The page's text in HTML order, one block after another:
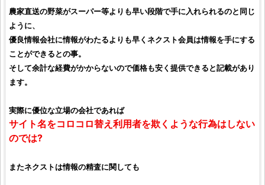
農家直送の野菜がスーパー等よりも早い段階で手に入れられるのと同じ
ように、
優良情報会社に情報がわたるよりも早く ネクスト会員は情報を手にする
ことができるとの事。
そして余計な経費がかからないので価格も安く提供できると記載があり
ます。
実際に優位な立場の会社であれば
サイト名をコロコロ替え利用者を欺くような行為はしない
のでは?
またネクストは情報の精査に関しても